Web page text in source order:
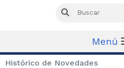
Buscar
Menú
Histórico de Novedades